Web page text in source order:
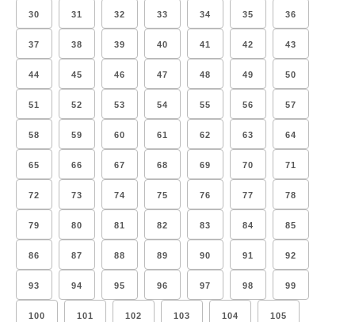
30 31 32 33 34 35 36
37 38 39 40 41 42 43
44 45 46 47 48 49 50
51 52 53 54 55 56 57
58 59 60 61 62 63 64
65 66 67 68 69 70 71
72 73 74 75 76 77 78
79 80 81 82 83 84 85
86 87 88 89 90 91 92
93 94 95 96 97 98 99
100 101 102 103 104 105